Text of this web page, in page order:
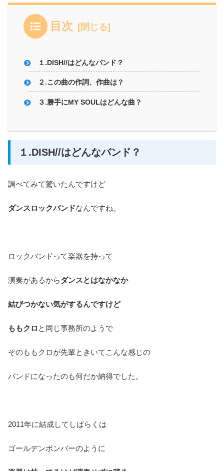
目次
１.DISH//はどんなバンド？
２.この曲の作詞、作曲は？
３.勝手にMY SOULはどんな曲？
１.DISH//はどんなバンド？
調べてみて驚いたんですけど
ダンスロックバンドなんですね。
ロックバンドって楽器を持って
演奏があるからダンスとはなかなか
結びつかない気がするんですけど
ももクロ と同じ事務所のようで
そのももクロが先輩ときいてこんな感じの
バンドになったのも何だか納得でした。
2011年に結成してしばらくは
ゴールデンボンバーのように